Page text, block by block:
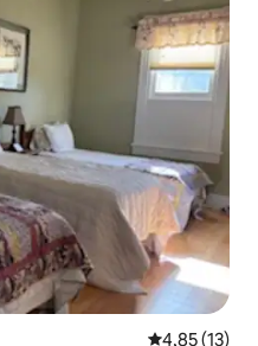
Évaluation
4,85 (13)